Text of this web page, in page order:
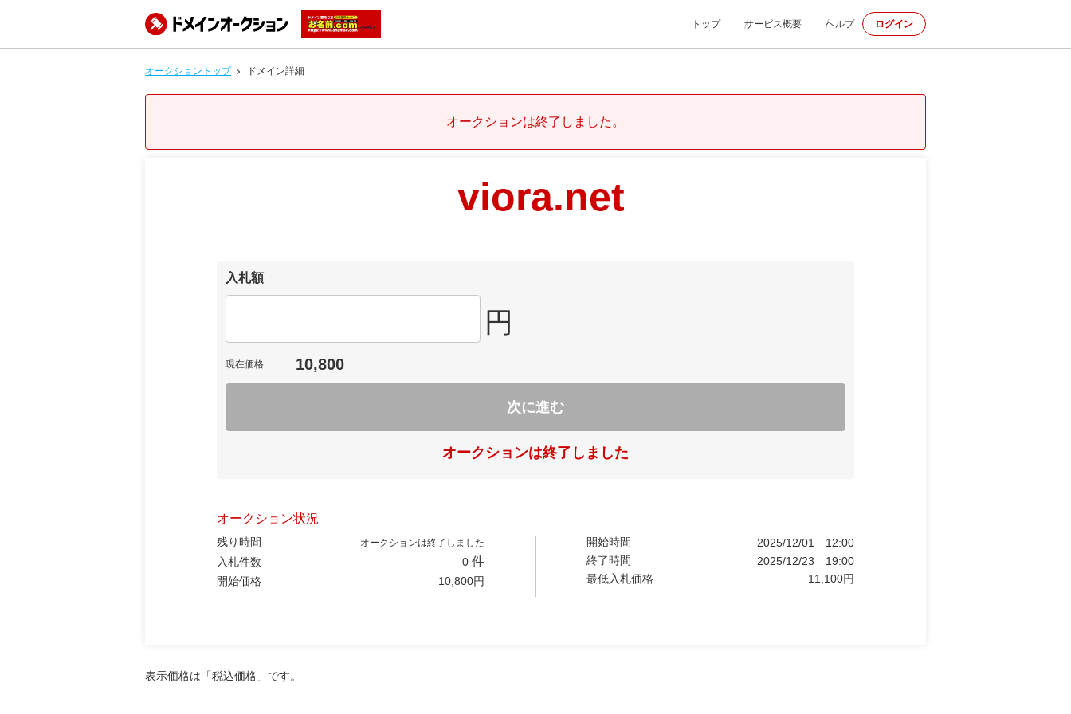
トップ サービス概要 ヘルプ ログイン
オークショントップ ドメイン詳細
オークションは終了しました。
viora.net
入札額
円
現在価格 10,800
次に進む
オークションは終了しました
オークション状況
残り時間 オークションは終了しました
入札件数 0 件
開始価格 10,800円
開始時間 2025/12/01
12:00
終了時間
2025/12/23
19:00
最低入札価格
11,100円
表示価格は「税込価格」です。